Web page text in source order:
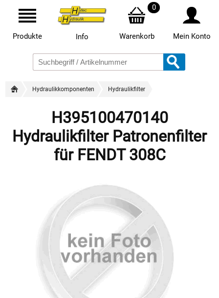
Produkte Info
0
Warenkorb Mein Konto
Hydraulikkomponenten Hydraulikfilter
H395100470140
Hydraulikfilter Patronenfilter
für FENDT 308C